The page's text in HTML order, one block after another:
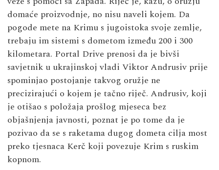
domaće proizvodnje, no nisu naveli kojem. Da
pogode mete na Krimu s jugoistoka svoje zemlje,
trebaju im sistemi s dometom između 200 i 300
kilometara. Portal Drive prenosi da je bivši
savjetnik u ukrajinskoj vladi Viktor Andrusiv prije
spominjao postojanje takvog oružje ne
precizirajući o kojem je tačno riječ. Andrusiv, koji
je otišao s položaja prošlog mjeseca bez
objašnjenja javnosti, poznat je po tome da je
pozivao da se s raketama dugog dometa cilja most
preko tjesnaca Kerč koji povezuje Krim s ruskim
kopnom.